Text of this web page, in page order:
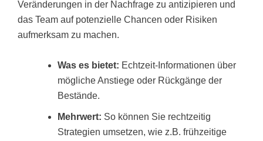
Veränderungen in der Nachfrage zu antizipieren und
das Team auf potenzielle Chancen oder Risiken
aufmerksam zu machen.
Was es bietet: Echtzeit-Informationen über
mögliche Anstiege oder Rückgänge der
Bestände.
Mehrwert: So können Sie rechtzeitig
Strategien umsetzen, wie z.B. frühzeitige